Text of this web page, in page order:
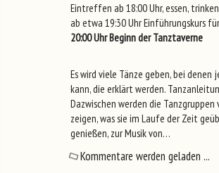
Eintreffen ab 18:00 Uhr, essen,
ab etwa 19:30 Uhr Einführungskurs
20:00 Uhr Beginn der Tanztaverne
Es wird viele Tänze geben, bei denen
kann, die erklärt werden.
Dazwischen werden die Tanzgruppen
zeigen, was sie im Laufe der Zeit
genießen, zur Musik von…
Kommentare werden geladen ...